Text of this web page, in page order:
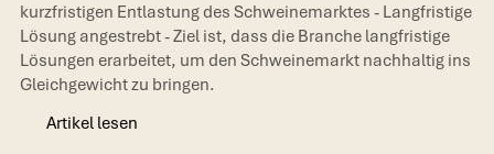
kurzfristigen Entlastung des Schweinemarktes‍ - Langfristige
Lösung angestrebt‍ - Ziel ist, dass die Branche langfristige
Lösungen erarbeitet, um den Schweinemarkt nachhaltig ins
Gleichgewicht zu bringen.
Artikel lesen